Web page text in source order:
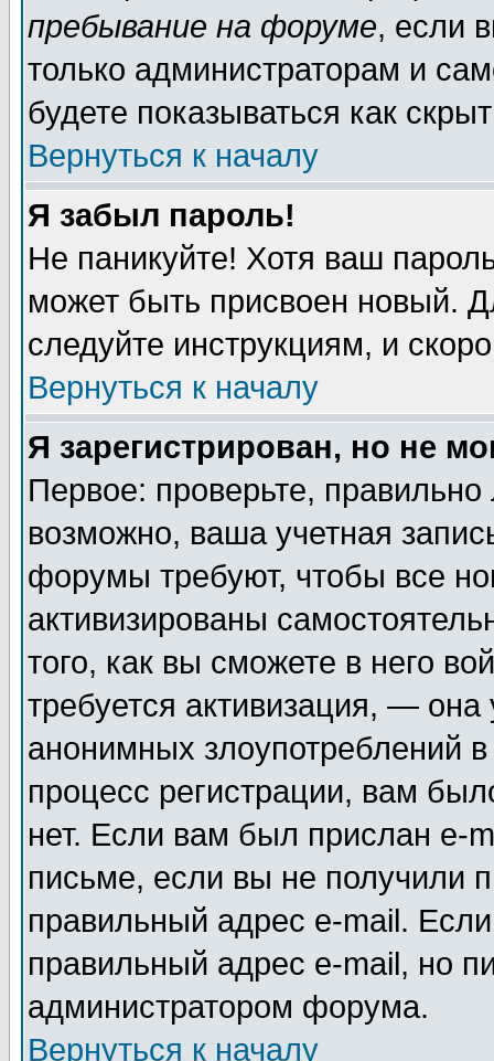
пребывание на форуме, если
только администраторам и
будете показываться как
Вернуться к началу
Я забыл пароль!
Не паникуйте! Хотя ваш
может быть присвоен новый.
следуйте инструкциям, и
Вернуться к началу
Я зарегистрирован, но не
Первое: проверьте,
возможно, ваша учетная
форумы требуют, чтобы все
активизированы
того, как вы сможете в него
требуется активизация, —
анонимных злоупотреблений
процесс регистрации, вам
нет. Если вам был прислан e-
письме, если вы не получили
правильный адрес e-mail.
правильный адрес e-mail, но
администратором форума.
Вернуться к началу